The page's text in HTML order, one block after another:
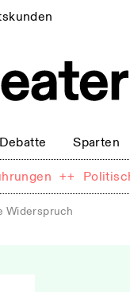
Debatte Sparten
++
Widerspruch